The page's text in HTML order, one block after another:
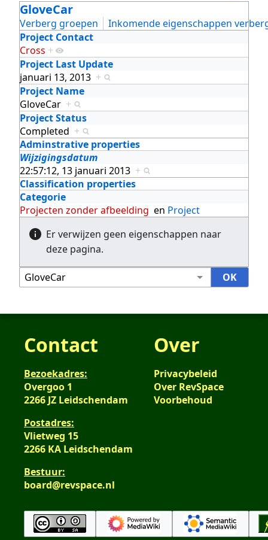
GloveCar
Verberg groepen
Inkomende eigenschappen
Project Contact
Cross +
Project Last Update
januari 13, 2013 +
Project Name
GloveCar +
Project Status
Completed +
Adminstrative properties
Wijzigingsdatum
22:57:12, 13 januari 2013 +
Classification properties
Categorie
Projecten zonder afbeelding en Project
Er verwijzen geen eigenschappen naar
deze pagina.
Contact
Bezoekadres:
Overgoo 1
2266 JZ Leidschendam
Postadres:
Vlietweg 15
2266 KA Leidschendam
Bestuur:
board@revspace.nl
Over
Privacybeleid
Over RevSpace
Voorbehoud